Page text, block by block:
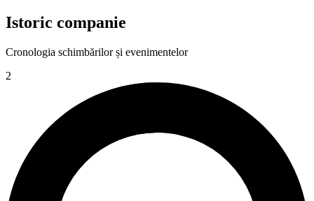
Istoric companie
Cronologia schimbărilor și evenimentelor
2